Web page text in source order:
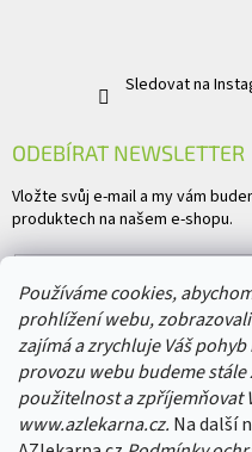
Používáme cookies,
prohlížení webu,
zajímá a zrychluje Váš
provozu webu budeme
použitelnost a zpříjemňovat
www.azlekarna.cz. Na další
Sledovat na
ODEBÍRAT NEWSLETTER
Vložte svůj e-mail a my vám
produktech na našem e-shopu.
Vložením e-mailu souhlasíte s
PŘIHLÁSIT SE